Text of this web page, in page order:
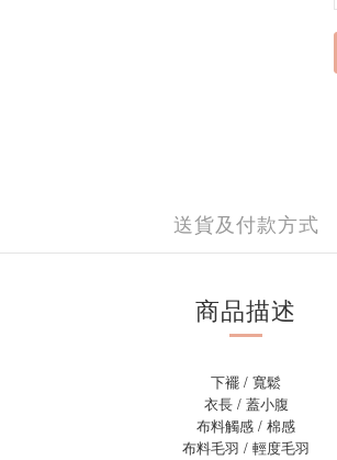
送貨及付款方式
商品描述
下襬 / 寬鬆
衣長 / 蓋小腹
布料觸感 / 棉感
布料毛羽 / 輕度毛羽